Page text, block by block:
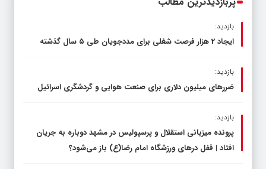
بازدید:
ایجاد 2 هزار فرصت شغلی برای مددجویان طی ۵ سال گذشته
بازدید:
ضررهای میلیون دلاری برای صنعت هوایی و گردشگری اسرائیل
بازدید:
پرونده میزبانی استقلال و پرسپولیس در مشهد دوباره به جریان
افتاد | قفل در‌های ورزشگاه امام رضا(ع) باز می‌شود؟